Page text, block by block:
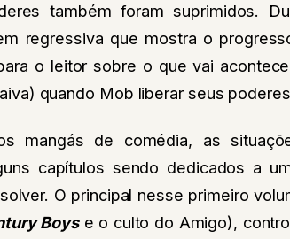
também foram suprimidos.
regressiva que mostra o
o leitor sobre o que vai
quando Mob liberar seus
mangás de comédia, as
capítulos sendo dedicados a
O principal nesse primeiro
Boyse o culto do Amigo),